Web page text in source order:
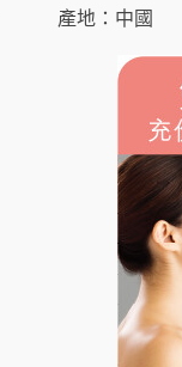
產地：中國